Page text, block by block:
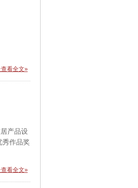
看全文»
产品设
作品奖
看全文»